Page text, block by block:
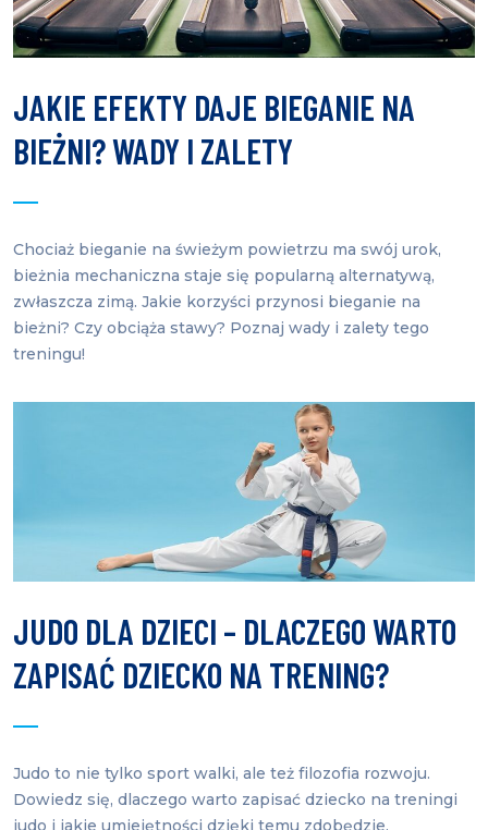
JAKIE EFEKTY DAJE BIEGANIE NA
BIEŻNI? WADY I ZALETY
Chociaż bieganie na świeżym powietrzu ma swój urok,
bieżnia mechaniczna staje się popularną alternatywą,
zwłaszcza zimą. Jakie korzyści przynosi bieganie na
bieżni? Czy obciąża stawy? Poznaj wady i zalety tego
treningu!
JUDO DLA DZIECI – DLACZEGO WARTO
ZAPISAĆ DZIECKO NA TRENING?
Judo to nie tylko sport walki, ale też filozofia rozwoju.
Dowiedz się, dlaczego warto zapisać dziecko na treningi
judo i jakie umiejętności dzięki temu zdobędzie.